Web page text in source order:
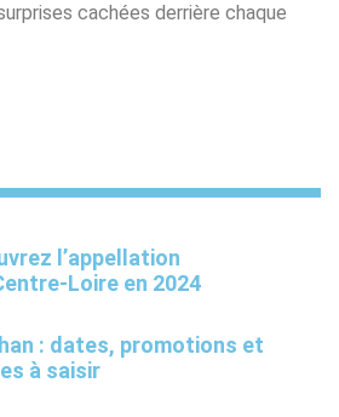
cachées derrière chaque
l’appellation
Loire en 2024
: dates, promotions et
à saisir